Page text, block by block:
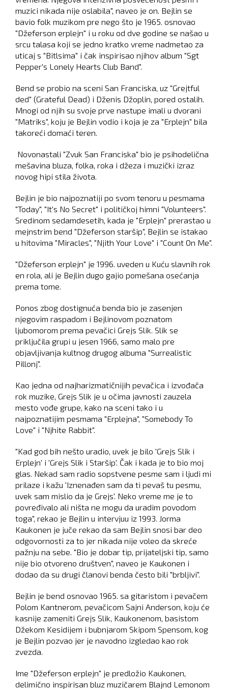
muzici nikada nije oslabila", naveo je on. Bejlin se
bavio folk muzikom pre nego što je 1965. osnovao
"Džeferson erplejn" i u roku od dve godine se našao u
srcu talasa koji se jedno kratko vreme nadmetao za
uticaj s "Bitlsima" i čak inspirisao njihov album "Sgt
Pepper's Lonely Hearts Club Band".
Bend se probio na sceni San Franciska, uz "Grejtful
ded" (Grateful Dead) i Dženis Džoplin, pored ostalih.
Mnogi od njih su svoje prve nastupe imali u dvorani
"Matriks", koju je Bejlin vodio i koja je za "Erplejn" bila
takoreći domaći teren.
Novonastali "Zvuk San Franciska" bio je psihodelična
mešavina bluza, folka, roka i džeza i muzički izraz
novog hipi stila života.
Bejlin je bio najpoznatiji po svom tenoru u pesmama
"Today", "It's No Secret" i političkoj himni "Volunteers".
Sredinom sedamdesetih, kada je "Erplejn" prerastao u
mejnstrim bend "Džeferson staršip", Bejlin se istakao
u hitovima "Miracles", "Njith Your Love" i "Count On Me".
"Džeferson erplejn" je 1996. uveden u Kuću slavnih rok
en rola, ali je Bejlin dugo gajio pomešana osećanja
prema tome.
Ponos zbog dostignuća benda bio je zasenjen
njegovim raspadom i Bejlinovom poznatom
ljubomorom prema pevačici Grejs Slik. Slik se
priključila grupi u jesen 1966, samo malo pre
objavljivanja kultnog drugog albuma "Surrealistic
Pillonj".
Kao jedna od najharizmatičnijih pevačica i izvođača
rok muzike, Grejs Slik je u očima javnosti zauzela
mesto vođe grupe, kako na sceni tako i u
najpoznatijim pesmama "Erplejna", "Somebody To
Love" i "Njhite Rabbit".
"Kad god bih nešto uradio, uvek je bilo 'Grejs Slik i
Erplejn' i 'Grejs Slik i Staršip'. Čak i kada je to bio moj
glas. Nekad sam radio sopstvene pesme sam i ljudi mi
prilaze i kažu 'Iznenađen sam da ti pevaš tu pesmu,
uvek sam mislio da je Grejs'. Neko vreme me je to
povređivalo ali ništa ne mogu da uradim povodom
toga", rekao je Bejlin u intervjuu iz 1993. Jorma
Kaukonen je juče rekao da sam Bejlin snosi bar deo
odgovornosti za to jer nikada nije voleo da skreće
pažnju na sebe. "Bio je dobar tip, prijateljski tip, samo
nije bio otvoreno društven", naveo je Kaukonen i
dodao da su drugi članovi benda često bili "brbljivi".
Bejlin je bend osnovao 1965. sa gitaristom i pevačem
Polom Kantnerom, pevačicom Sajni Anderson, koju će
kasnije zameniti Grejs Slik, Kaukonenom, basistom
Džekom Kesidijem i bubnjarom Skipom Spensom, kog
je Bejlin pozvao jer je navodno izgledao kao rok
zvezda.
Ime "Džeferson erplejn" je predložio Kaukonen,
delimično inspirisan bluz muzičarem Blajnd Lemonom